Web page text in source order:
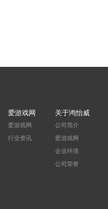
爱游戏网
爱游戏网
行业资讯
关于鸿怡威
公司简介
爱游戏网
企业环境
公司荣誉